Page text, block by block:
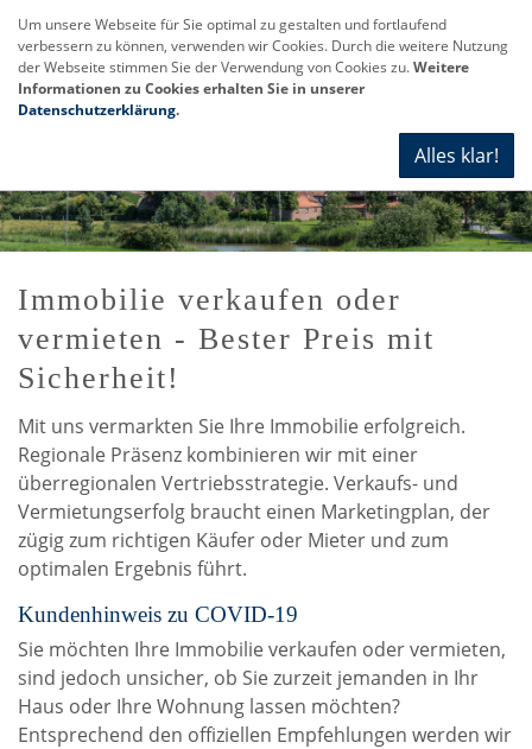
Immobilie verkaufen oder
vermieten - Bester Preis mit
Sicherheit!
Mit uns vermarkten Sie Ihre Immobilie erfolgreich.
Regionale Präsenz kombinieren wir mit einer
überregionalen Vertriebsstrategie. Verkaufs- und
Vermietungserfolg braucht einen Marketingplan, der
zügig zum richtigen Käufer oder Mieter und zum
optimalen Ergebnis führt.
Kundenhinweis zu COVID-19
Sie möchten Ihre Immobilie verkaufen oder vermieten,
sind jedoch unsicher, ob Sie zurzeit jemanden in Ihr
Haus oder Ihre Wohnung lassen möchten?
Entsprechend den offiziellen Empfehlungen werden wir
Um unsere Webseite für Sie optimal zu gestalten und fortlaufend
verbessern zu können, verwenden wir Cookies. Durch die weitere Nutzung
der Webseite stimmen Sie der Verwendung von Cookies zu.Weitere
Informationen zu Cookies erhalten Sie in unserer
Datenschutzerklärung.
Alles klar!